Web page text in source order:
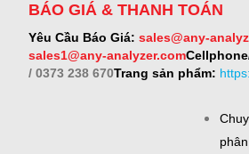
BÁO GIÁ & THANH TOÁN
Yêu Cầu Báo Giá: sales@any-
sales1@any-analyzer.com
/ 0373 238 670Trang sản phẩm: